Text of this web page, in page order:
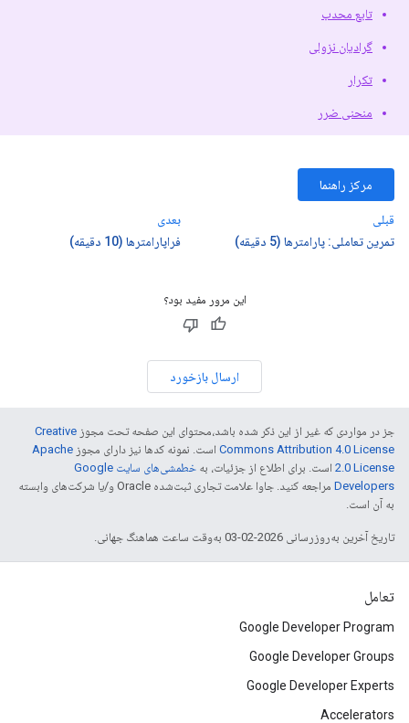
تابع محدب
گرادیان نزولی
تکرار
منحنی ضرر
مرکز راهنما
قبلی
تمرین تعاملی: پارامترها (5 دقیقه)
بعدی
فراپارامترها (10 دقیقه)
این مرور مفید بود؟
ارسال بازخورد
جز در مواردی که غیر از این ذکر شده باشد،‌محتوای این صفحه تحت مجوز Creative
Commons Attribution 4.0 License است. نمونه کدها نیز دارای مجوز Apache
2.0 License است. برای اطلاع از جزئیات، به
خطمشی‌های سایت Google
Developers‏
مراجعه کنید. جاوا علامت تجاری ثبت‌شده Oracle و/یا شرکت‌های وابسته
به آن است.
تاریخ آخرین به‌روزرسانی 2026-02-03 به‌وقت ساعت هماهنگ جهانی.
تعامل
Google Developer Program
Google Developer Groups
Google Developer Experts
Accelerators